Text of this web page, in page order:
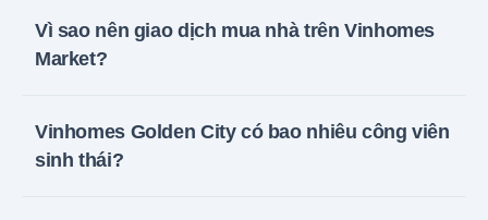
Vì sao nên giao dịch mua nhà trên Vinhomes
Market?
Vinhomes Golden City có bao nhiêu công viên
sinh thái?